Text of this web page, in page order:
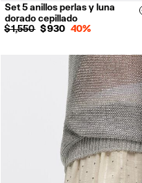
Set 5 anillos perlas y luna
dorado cepillado
$ 1,550 $ 930 40%
14 16